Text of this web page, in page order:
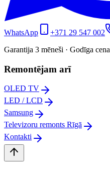
WhatsApp +371 29 547 002
Garantija 3 mēneši · Godīga cena
Remontējam arī
OLED TV
LED / LCD
Samsung
Televizoru remonts Rīgā
Kontakti